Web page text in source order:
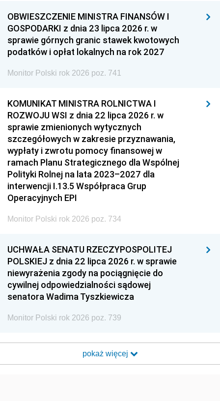
OBWIESZCZENIE MINISTRA FINANSÓW I
GOSPODARKI z dnia 23 lipca 2026 r. w
sprawie górnych granic stawek kwotowych
podatków i opłat lokalnych na rok 2027
Monitor Polski rok 2026 poz. 741
KOMUNIKAT MINISTRA ROLNICTWA I
ROZWOJU WSI z dnia 22 lipca 2026 r. w
sprawie zmienionych wytycznych
szczegółowych w zakresie przyznawania,
wypłaty i zwrotu pomocy finansowej w
ramach Planu Strategicznego dla Wspólnej
Polityki Rolnej na lata 2023–2027 dla
interwencji I.13.5 Współpraca Grup
Operacyjnych EPI
Monitor Polski rok 2026 poz. 734
UCHWAŁA SENATU RZECZYPOSPOLITEJ
POLSKIEJ z dnia 22 lipca 2026 r. w sprawie
niewyrażenia zgody na pociągnięcie do
cywilnej odpowiedzialności sądowej
senatora Wadima Tyszkiewicza
Monitor Polski rok 2026 poz. 739
pokaż więcej